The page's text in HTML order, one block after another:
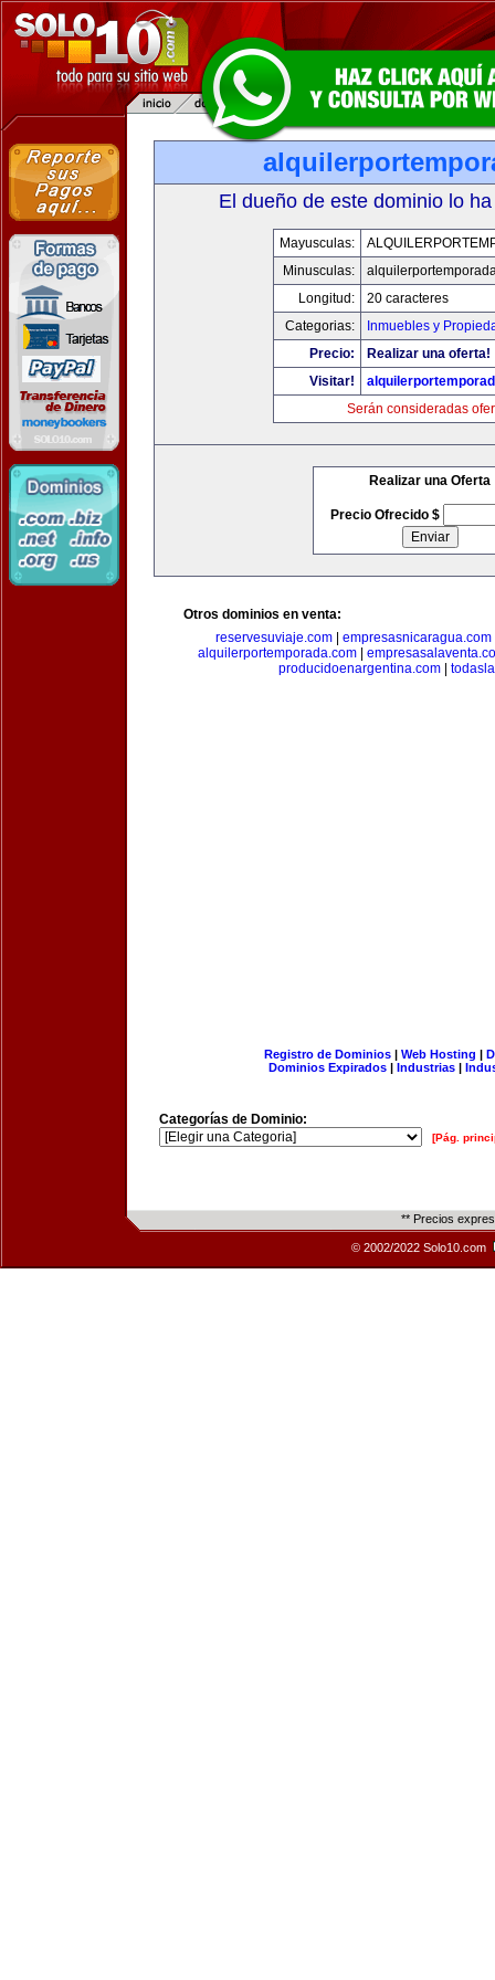
El dueño de este dominio lo
Mayusculas:
Minusculas:
Longitud:
20 caracteres
Categorias:
Inmuebles y
Precio:
Realizar una oferta!
Visitar!
Serán consideradas
Realizar una Oferta
Precio Ofrecido $
Otros dominios en venta:
reservesuviaje.com| empresasnicaragua.com
alquilerportemporada.com
producidoenargentina.com
Registro de Dominios| Web Hosting |
Dominios Expirados | Industrias |
Categorías de Dominio:
[Pág.
** Precios
© 2002/2022 Solo10.com